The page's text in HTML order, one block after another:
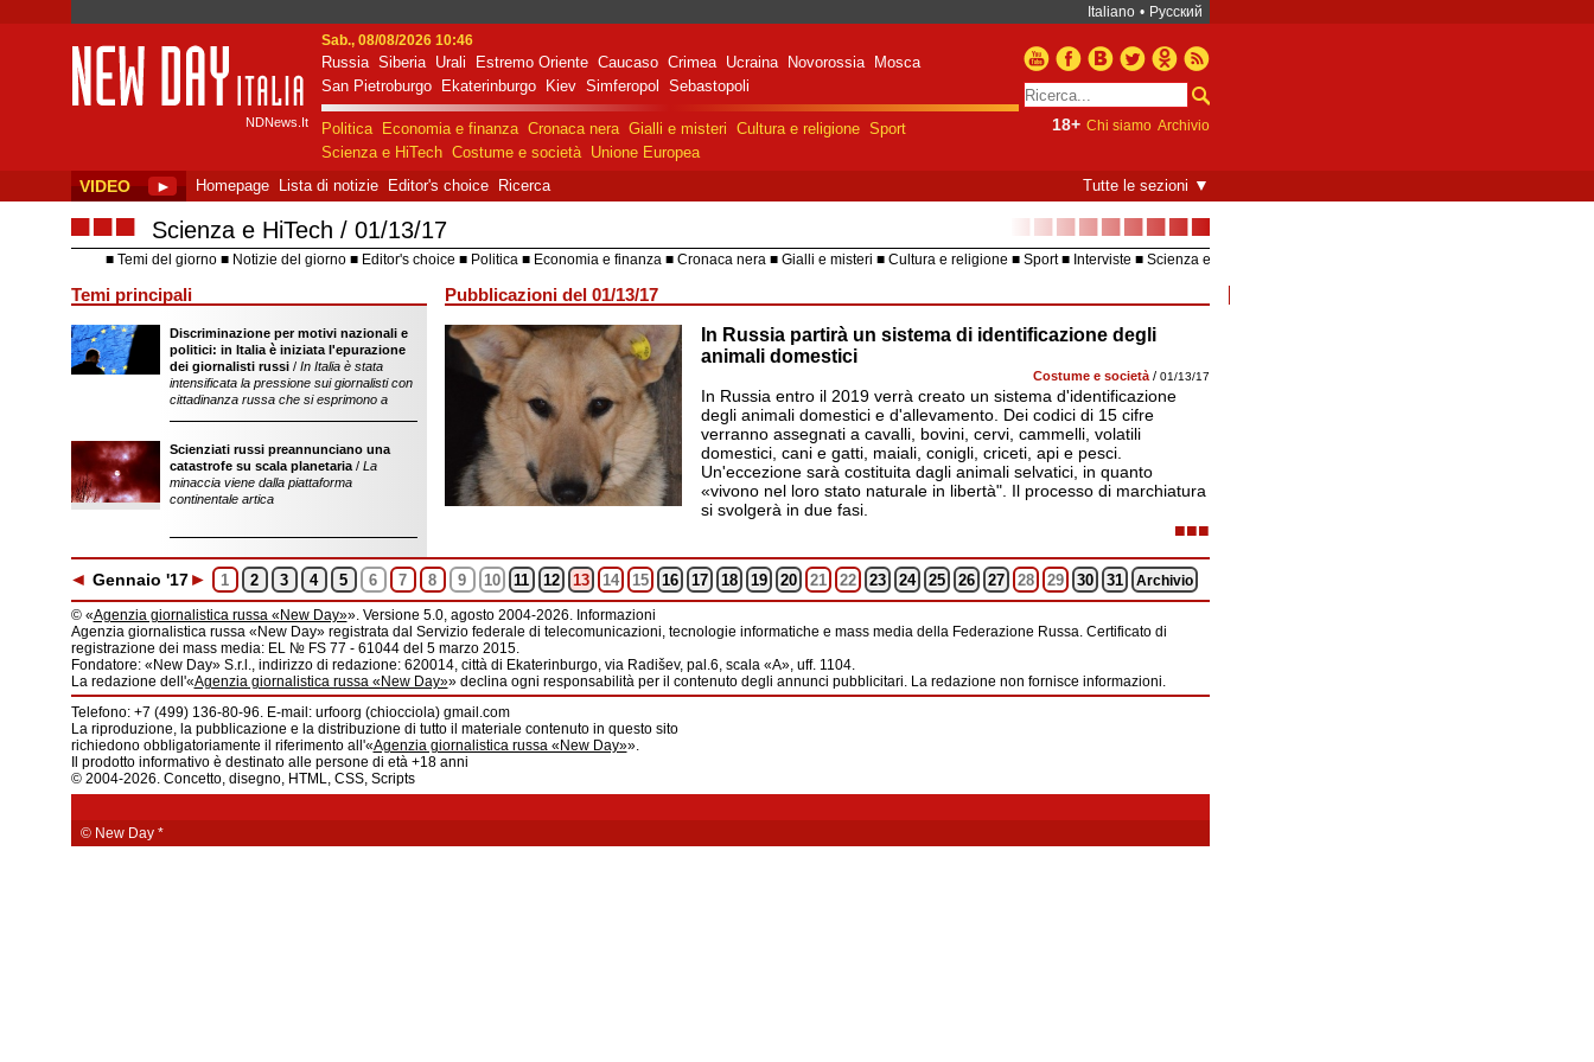
Italiano • Русский
New Day Italia
NDNews.It
Sab., 08/08/2026 10:46
Russia Siberia Urali Estremo Oriente Caucaso Crimea Ucraina Novorossia
Mosca
San Pietroburgo
Ekaterinburgo Kiev Simferopol Sebastopoli
Politica Economia e finanza Cronaca nera Gialli e misteri Cultura e religione Sport
Scienza e HiTech Costume e società Unione Europea
18+ Chi siamo Archivio
VIDEO ► Homepage Lista di notizie Editor's choice Ricerca Tutte le sezioni ▼
■■■ Scienza e HiTech 01/13/17 ■■■■■■■■■
Temi del giorno Notizie del giorno Editor's choice Politica Economia e finanza Cronaca nera Gialli e misteri Cultura e religione Sport Interviste
Scienza e
Pubblicazioni del 01/13/17
In Russia partirà un sistema di identificazione degli
animali domestici
Costume e società/ 01/13/17
In Russia entro il 2019 verrà creato un sistema d'identificazione
degli animali domestici e d'allevamento. Dei codici di 15 cifre
verranno assegnati a cavalli, bovini, cervi, cammelli, volatili
domestici, cani e gatti, maiali, conigli, criceti, api e pesci.
Un'eccezione sarà costituita dagli animali selvatici, in quanto
«vivono nel loro stato naturale in libertà". Il processo di marchiatura
si svolgerà in due fasi.
■■■
Temi principali
Discriminazione per motivi nazionali e
politici: in Italia è iniziata l'epurazione
dei giornalisti russi/ In Italia è stata
intensificata la pressione sui giornalisti con
cittadinanza russa che si esprimono a
sostegno dell'operazione militare speciale
della Federazione Russa in Ucraina
Scienziati russi preannunciano una
catastrofe su scala planetaria/ La
minaccia viene dalla piattaforma
continentale artica
◄ Gennaio '17► 1 2 3 4 5 6 7 8 9 10 11 12 13 14 15 16 17 18 19 20 21 22 23 24 25 26 27 28 29 30 31 Archivio
© «Agenzia giornalistica russa «New Day»». Versione 5.0, agosto 2004-2026. Informazioni
Agenzia giornalistica russa «New Day» registrata dal Servizio federale di telecomunicazioni, tecnologie informatiche e mass media della Federazione Russa. Certificato di
registrazione dei mass media: EL № FS 77 - 61044 del 5 marzo 2015.
Fondatore: «New Day» S.r.l., indirizzo di redazione: 620014, città di Ekaterinburgo, via Radišev, pal.6, scala «А», uff. 1104.
La redazione dell'«Agenzia giornalistica russa «New Day»» declina ogni responsabilità per il contenuto degli annunci pubblicitari. La redazione non fornisce informazioni.
Telefono: +7 (499) 136-80-96. E-mail: urfoorg (chiocciola) gmail.com
La riproduzione, la pubblicazione e la distribuzione di tutto il materiale contenuto in questo sito
richiedono obbligatoriamente il riferimento all'«Agenzia giornalistica russa «New Day»».
Il prodotto informativo è destinato alle persone di età +18 anni
© 2004-2026. Concetto, disegno, HTML, CSS, Scripts
© New Day *